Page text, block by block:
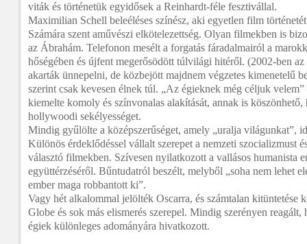
viták és történetük egyidősek a Reinhardt-féle fesztivállal.
Maximilian Schell beleéléses színész, aki egyetlen film
Számára szent aművészi elkötelezettség. Olyan filmekben is
az Ábrahám. Telefonon mesélt a forgatás fáradalmairól a
hőségében és újfent megerősödött túlvilági hitéről. (2002-ben az
akarták ünnepelni, de közbejött majdnem végzetes kimenetelű
szerint csak kevesen élnek túl. „Az égieknek még céljuk
kiemelte komoly és színvonalas alakítását, annak is
hollywoodi sekélyességet.
Mindig gyűlölte a középszerűséget, amely „uralja világunkat”,
Különös érdeklődéssel vállalt szerepet a nemzeti szocializmust
választó filmekben. Szívesen nyilatkozott a vallásos humanista
együttérzéséről. Bűntudatról beszélt, melyből „soha nem lehet
ember maga robbantott ki”.
Vagy hét alkalommal jelölték Oscarra, és számtalan kitüntetése
Globe és sok más elismerés szerepel. Mindig szerényen reagált,
égiek különleges adományára hivatkozott.